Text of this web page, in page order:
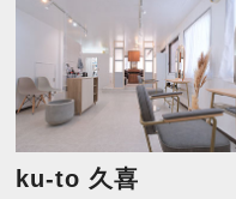
ku-to 久喜